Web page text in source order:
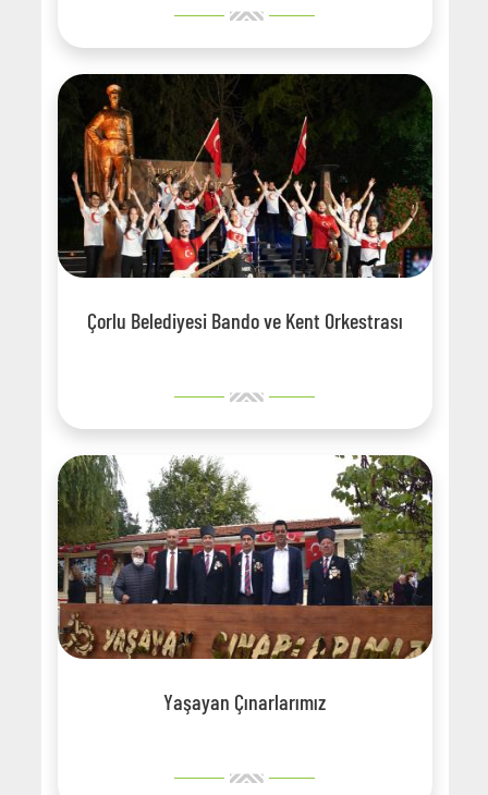
Çorlu Belediyesi Bando ve Kent Orkestrası
Yaşayan Çınarlarımız